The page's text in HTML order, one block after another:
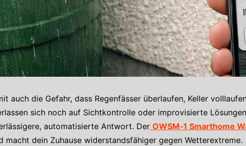
auch die Gefahr, dass Regenfässer überlaufen, Keller
sich noch auf Sichtkontrolle oder improvisierte
automatisierte Antwort. Der OWSM‑1 Smarthome
dein Zuhause widerstandsfähiger gegen Wetterextreme.